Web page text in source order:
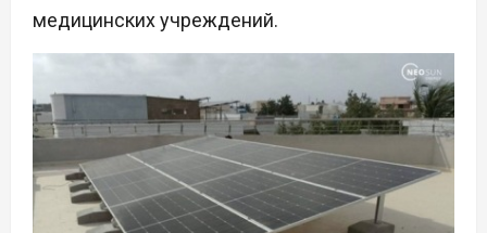
медицинских учреждений.